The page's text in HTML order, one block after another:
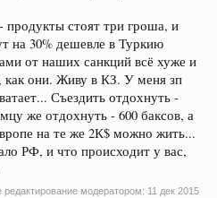
продукты стоят три гроша, и
на 30% дешевле в Туркию
от наших санкций всё хуже и
как они. Живу в КЗ. У меня зп
Съездить отдохнуть -
же отдохнуть - 600 баксов, а
на те же 2К$ можно жить...
РФ, и что происходит у вас,
редактирование модератором: 11 дек 2015